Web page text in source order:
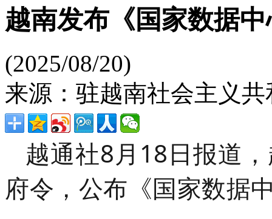
越南发布《国家数据
(2025/08/20)
来源：驻越南社会主义
越通社8月18日报道
府令，公布《国家数据